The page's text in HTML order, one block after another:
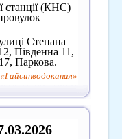
станції (КНС)
Степана
Південна 11,
Паркова.